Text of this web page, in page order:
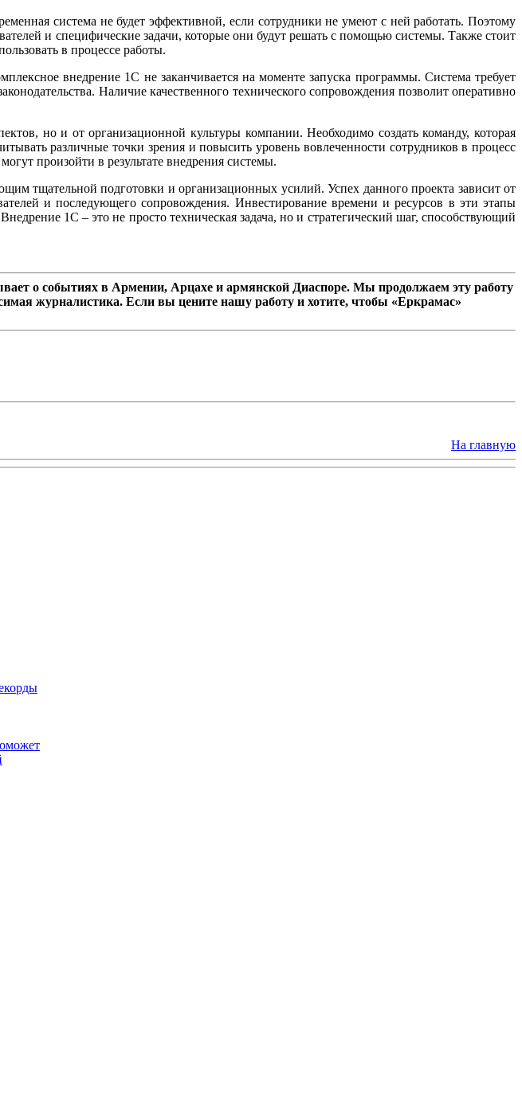
система не будет эффективной, если сотрудники не умеют с ней работать. Поэтому
и специфические задачи, которые они будут решать с помощью системы. Также стоит
в процессе работы.
внедрение 1С не заканчивается на моменте запуска программы. Система требует
Наличие качественного технического сопровождения позволит оперативно
но и от организационной культуры компании. Необходимо создать команду, которая
различные точки зрения и повысить уровень вовлеченности сотрудников в процесс
произойти в результате внедрения системы.
тщательной подготовки и организационных усилий. Успех данного проекта зависит от
и последующего сопровождения. Инвестирование времени и ресурсов в эти этапы
1С – это не просто техническая задача, но и стратегический шаг, способствующий
о событиях в Армении, Арцахе и армянской Диаспоре. Мы продолжаем эту работу
журналистика. Если вы цените нашу работу и хотите, чтобы «Еркрамас»
На главную